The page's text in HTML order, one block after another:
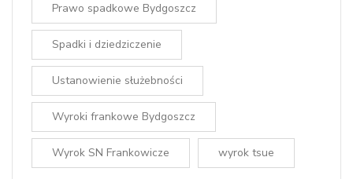
Prawo spadkowe Bydgoszcz
Spadki i dziedziczenie
Ustanowienie służebności
Wyroki frankowe Bydgoszcz
Wyrok SN Frankowicze wyrok tsue